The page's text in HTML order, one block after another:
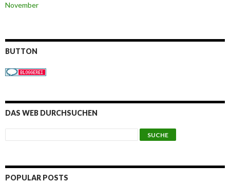
November
BUTTON
DAS WEB DURCHSUCHEN
POPULAR POSTS